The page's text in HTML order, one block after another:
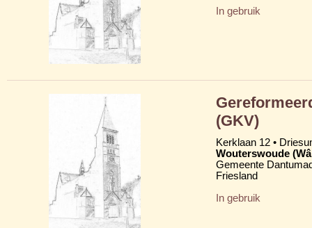
In gebruik
(GKV)
Kerklaan 12 •
Wouterswoude
Gemeente
Friesland
In gebruik